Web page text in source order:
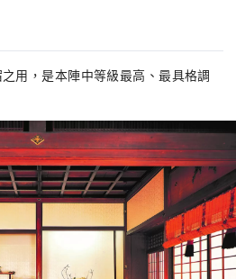
用，是本陣中等級最高、最具格調